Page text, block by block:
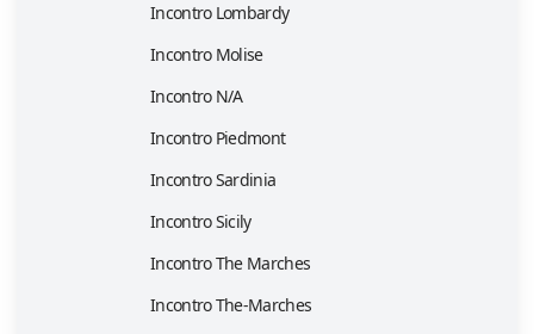
Incontro Lombardy
Incontro Molise
Incontro N/A
Incontro Piedmont
Incontro Sardinia
Incontro Sicily
Incontro The Marches
Incontro The-Marches